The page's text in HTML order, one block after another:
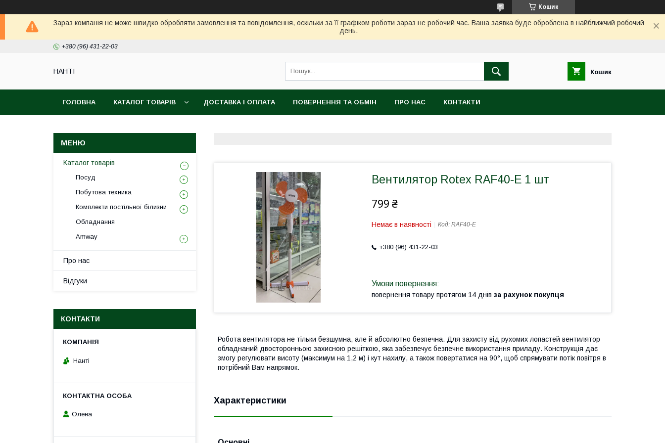
Кошик
Зараз компанія не може швидко обробляти замовлення та повідомлення, оскільки за її графіком роботи зараз не робочий час. Ваша заявка буде оброблена в найближчий робочий
день.
+380 (96) 431-22-03
НАНTI Кошик
ГОЛОВНА КАТАЛОГ ТОВАРІВ ДОСТАВКА І ОПЛАТА ПОВЕРНЕННЯ ТА ОБМІН ПРО НАС КОНТАКТИ
Вентилятор Rotex RAF40-E 1 шт
799 ₴
Немає в наявності Код: RAF40-E
+380 (96) 431-22-03
повернення товару протягом 14 днів за рахунок покупця
Робота вентилятора не тільки безшумна, але й абсолютно безпечна. Для захисту від рухомих лопастей вентилятор
обладнаний двосторонньою захисною решіткою, яка забезпечує безпечне використання приладу. Конструкція дає
змогу регулювати висоту (максимум на 1,2 м) і кут нахилу, а також повертатися на 90°, щоб спрямувати потік повітря в
потрібний Вам напрямок.
Характеристики
Каталог товарів
Посуд
Побутова техника
Комплекти постільної білизни
Обладнання
Amway
Про нас
Відгуки
КОНТАКТИ
Нанті
Олена